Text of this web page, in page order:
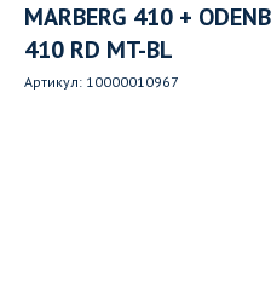
MARBERG 410 +
410 RD MT-BL
Артикул: 10000010967